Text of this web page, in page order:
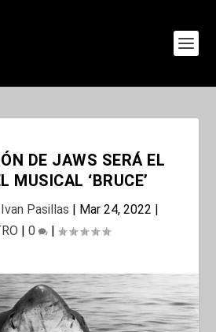
DE JAWS SERÁ EL
MUSICAL ‘BRUCE’
Ivan Pasillas | Mar 24, 2022 |
| 0 |